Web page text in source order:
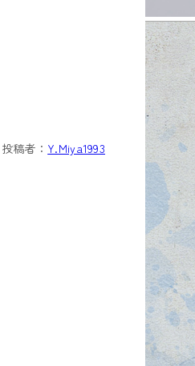
投稿者： Y.Miya1993